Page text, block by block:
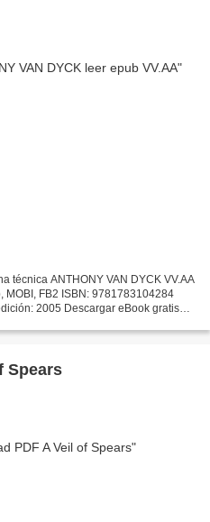
técnica ANTHONY VAN DYCK VV.AA
MOBI, FB2 ISBN: 9781783104284
2005 Descargar eBook gratis
Spears